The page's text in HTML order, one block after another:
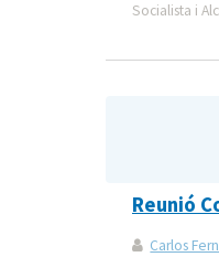
Socialista i
Reunió
Carlos